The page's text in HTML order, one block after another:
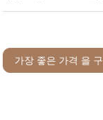
가장 좋은 가격 을